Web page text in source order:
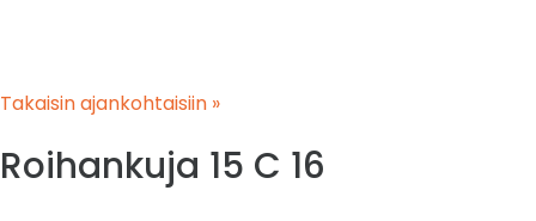
Takaisin ajankohtaisiin »
Roihankuja 15 C 16